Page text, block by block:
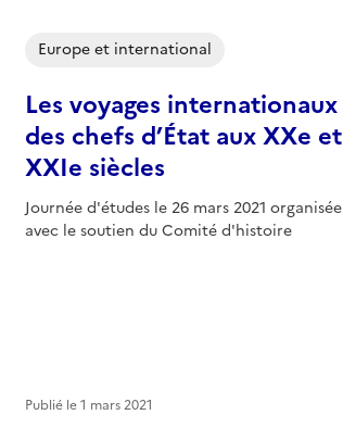
Les voyages internationaux
des chefs d’État aux XXe et
XXIe siècles
Journée d'études le 26 mars 2021 organisée
avec le soutien du Comité d'histoire
Europe et international
Publié le1 mars 2021